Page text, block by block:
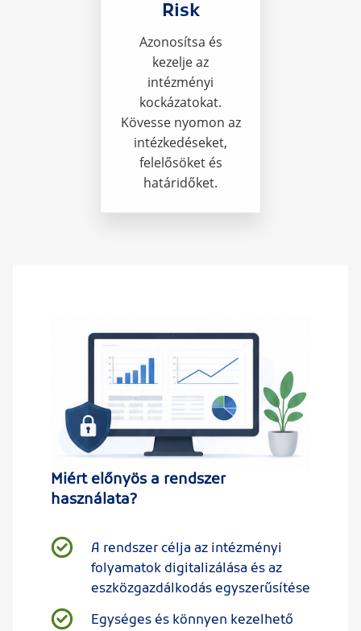
Risk
Azonosítsa és
kezelje az
intézményi
kockázatokat.
Kövesse nyomon az
intézkedéseket,
felelősöket és
határidőket.
Miért előnyös a rendszer
használata?
A rendszer célja az intézményi
folyamatok digitalizálása és az
eszközgazdálkodás egyszerűsítése
Egységes és könnyen kezelhető